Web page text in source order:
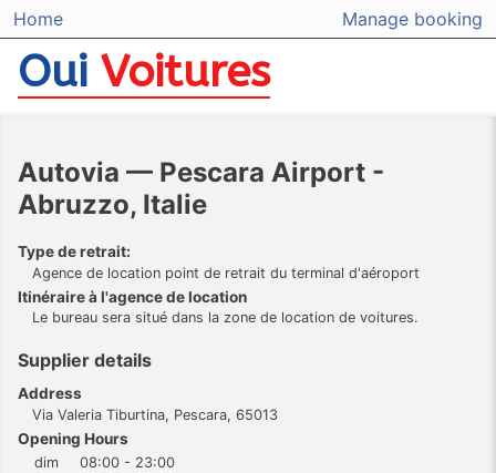
Home Manage booking
Oui Voitures
Autovia — Pescara Airport -
Abruzzo, Italie
Type de retrait:
Agence de location point de retrait du terminal d'aéroport
Itinéraire à l'agence de location
Le bureau sera situé dans la zone de location de voitures.
Supplier details
Address
Via Valeria Tiburtina, Pescara, 65013
Opening Hours
dim
08:00 - 23:00